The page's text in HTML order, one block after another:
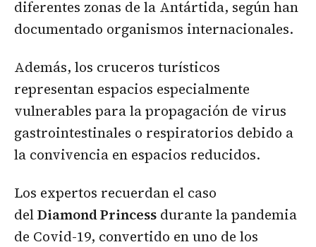
diferentes zonas de la Antártida, según han
documentado organismos internacionales.
Además, los cruceros turísticos
representan espacios especialmente
vulnerables para la propagación de virus
gastrointestinales o respiratorios debido a
la convivencia en espacios reducidos.
Los expertos recuerdan el caso
delDiamond Princess durante la pandemia
de Covid-19, convertido en uno de los